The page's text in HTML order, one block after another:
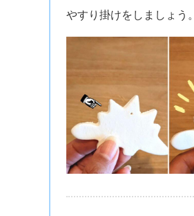
やすり掛けをしましょう。